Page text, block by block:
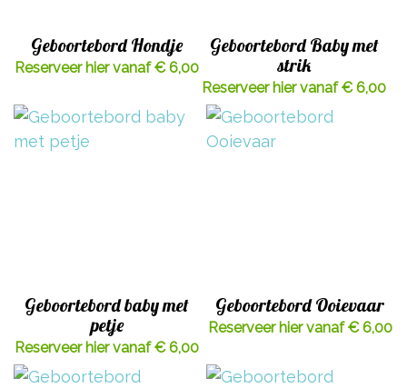
Geboortebord Hondje
Reserveer hier vanaf € 6,00
Geboortebord Baby met
strik
Reserveer hier vanaf € 6,00
Geboortebord baby met
petje
Reserveer hier vanaf € 6,00
Geboortebord Ooievaar
Reserveer hier vanaf € 6,00